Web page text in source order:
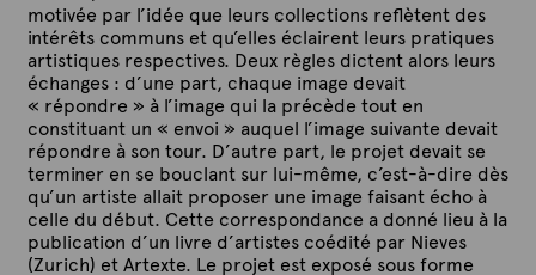
motivée par l’idée que leurs collections reflètent des
intérêts communs et qu’elles éclairent leurs pratiques
artistiques respectives. Deux règles dictent alors leurs
échanges : d’une part, chaque image devait
« répondre » à l’image qui la précède tout en
constituant un « envoi » auquel l’image suivante devait
répondre à son tour. D’autre part, le projet devait se
terminer en se bouclant sur lui-même, c’est-à-dire dès
qu’un artiste allait proposer une image faisant écho à
celle du début. Cette correspondance a donné lieu à la
publication d’un livre d’artistes coédité par Nieves
(Zurich) et Artexte. Le projet est exposé sous forme